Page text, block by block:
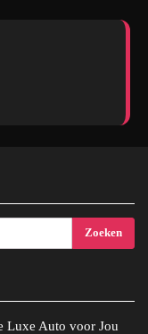
Luxe Auto voor Jou